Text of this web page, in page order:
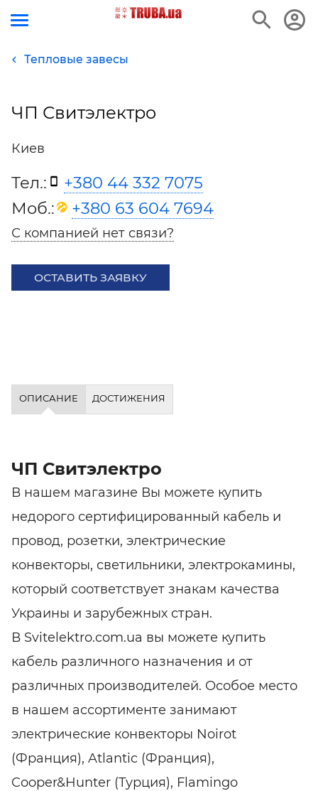
Тепловые завесы
ЧП Свитэлектро
Киев
Тел.:
+380 44 332 7075
Моб.:
+380 63 604 7694
С компанией нет связи?
ОСТАВИТЬ ЗАЯВКУ
ОПИСАНИЕ ДОСТИЖЕНИЯ
ЧП Свитэлектро
В нашем магазине Вы можете купить
недорого сертифицированный кабель и
провод, розетки, электрические
конвекторы, светильники, электрокамины,
который соответствует знакам качества
Украины и зарубежных стран.
В Svitelektro.com.ua вы можете купить
кабель различного назначения и от
различных производителей. Особое место
в нашем ассортименте занимают
электрические конвекторы Noirot
(Франция), Atlantic (Франция),
Cooper&Hunter (Турция), Flamingo